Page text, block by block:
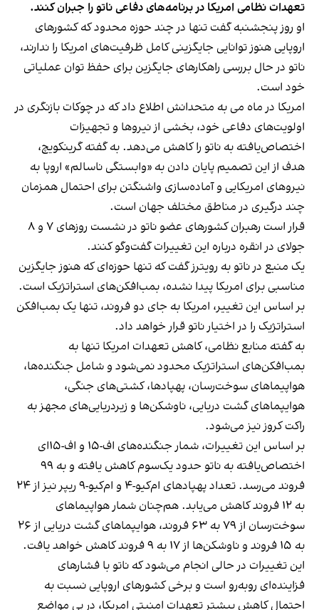
تعهدات نظامی امریکا در برنامه‌های دفاعی ناتو را جبران کنند.
او روز پنجشنبه گفت تنها در چند حوزه محدود که کشورهای
اروپایی هنوز توانایی جایگزینی کامل ظرفیت‌های امریکا را ندارند،
ناتو در حال بررسی راهکارهای جایگزین برای حفظ توان عملیاتی
خود است.
امریکا در ماه می به متحدانش اطلاع داد که در چوکات بازنگری در
اولویت‌های دفاعی خود، بخشی از نیروها و تجهیزات
اختصاص‌یافته به ناتو را کاهش می‌دهد. به گفته گرینکویچ،
هدف از این تصمیم پایان دادن به «وابستگی ناسالم» اروپا به
نیروهای امریکایی و آماده‌سازی واشنگتن برای احتمال همزمان
چند درگیری در مناطق مختلف جهان است.
قرار است رهبران کشورهای عضو ناتو در نشست روزهای ۷ و ۸
جولای در انقره درباره این تغییرات گفت‌وگو کنند.
یک منبع در ناتو به رویترز گفت که تنها حوزه‌ای که هنوز جایگزین
مناسبی برای امریکا پیدا نشده، بمب‌افکن‌های استراتژیک است.
بر اساس این تغییر، امریکا به جای دو فروند، تنها یک بمب‌افکن
استراتژیک را در اختیار ناتو قرار خواهد داد.
به گفته منابع نظامی، کاهش تعهدات امریکا تنها به
بمب‌افکن‌های استراتژیک محدود نمی‌شود و شامل جنگنده‌ها،
هواپیماهای سوخت‌رسان، پهپادها، کشتی‌های جنگی،
هوایپماهای گشت دریایی، ناوشکن‌ها و زیردریایی‌های مجهز به
راکت کروز نیز می‌شود.
بر اساس این تغییرات، شمار جنگنده‌های اف-۱۵ و اف-۱۵ای
اختصاص‌یافته به ناتو حدود یک‌سوم کاهش یافته و به ۹۹
فروند می‌رسد. تعداد پهپادهای ام‌کیو-۴ و ام‌کیو-۹ ریپر نیز از ۲۴
به ۱۲ فروند کاهش می‌یابد. هم‌چنان شمار هواپیماهای
سوخت‌رسان از ۷۹ به ۶۳ فروند، هوایپماهای گشت دریایی از ۲۶
به ۱۵ فروند و ناوشکن‌ها از ۱۷ به ۹ فروند کاهش خواهد یافت.
این تغییرات در حالی انجام می‌شود که ناتو با فشارهای
فزاینده‌ای روبه‌رو است و برخی کشورهای اروپایی نسبت به
احتمال کاهش بیشتر تعهدات امنیتی امریکا، در پی مواضع